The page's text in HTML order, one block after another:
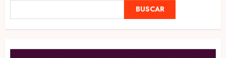
BUSCAR